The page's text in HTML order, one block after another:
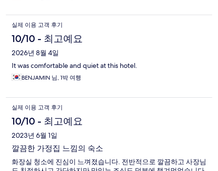
실제 이용 고객 후기
10/10 - 최고예요
2026년 8월 4일
It was comfortable and quiet at this hotel.
BENJAMIN 님, 1박 여행
실제 이용 고객 후기
10/10 - 최고예요
2023년 6월 1일
깔끔한 가정집 느낌의 숙소
화장실 청소에 진심이 느껴졌습니다. 전반적으로 깔끔하고 사장님